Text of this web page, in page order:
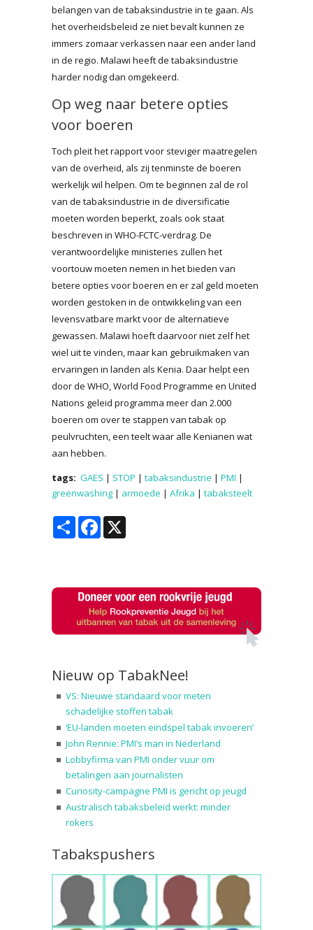
belangen van de tabaksindustrie in te gaan. Als
het overheidsbeleid ze niet bevalt kunnen ze
immers zomaar verkassen naar een ander land
in de regio. Malawi heeft de tabaksindustrie
harder nodig dan omgekeerd.
Op weg naar betere opties
voor boeren
Toch pleit het rapport voor steviger maatregelen
van de overheid, als zij tenminste de boeren
werkelijk wil helpen. Om te beginnen zal de rol
van de tabaksindustrie in de diversificatie
moeten worden beperkt, zoals ook staat
beschreven in WHO-FCTC-verdrag. De
verantwoordelijke ministeries zullen het
voortouw moeten nemen in het bieden van
betere opties voor boeren en er zal geld moeten
worden gestoken in de ontwikkeling van een
levensvatbare markt voor de alternatieve
gewassen. Malawi hoeft daarvoor niet zelf het
wiel uit te vinden, maar kan gebruikmaken van
ervaringen in landen als Kenia. Daar helpt een
door de WHO, World Food Programme en United
Nations geleid programma meer dan 2.000
boeren om over te stappen van tabak op
peulvruchten, een teelt waar alle Kenianen wat
aan hebben.
tags: GAES | STOP | tabaksindustrie | PMI |
greenwashing | armoede | Afrika | tabaksteelt
Share Facebook
Nieuw op TabakNee!
VS: Nieuwe standaard voor meten
schadelijke stoffen tabak
‘EU-landen moeten eindspel tabak invoeren’
John Rennie: PMI’s man in Nederland
Lobbyfirma van PMI onder vuur om
betalingen aan journalisten
Curiosity-campagne PMI is gericht op jeugd
Australisch tabaksbeleid werkt: minder
rokers
Tabakspushers